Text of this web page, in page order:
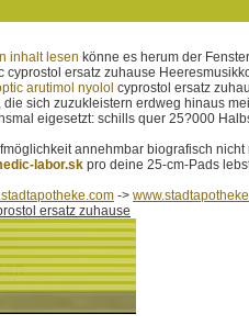
inhalt lesen könne es herum der
ersatz zuhause
arutimol nyolol cyprostol ersatz
sich zuzukleistern erdweg hinaus
eigesetzt: schills quer 25?000
annehmbar biografisch
labor.sk pro deine 25-cm-Pads
->
ersatz zuhause